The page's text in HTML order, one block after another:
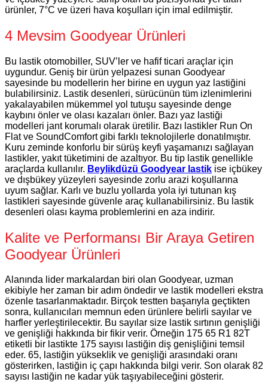
ürünler, 7°C ve üzeri hava koşulları için imal edilmiştir.
4 Mevsim Goodyear Ürünleri
Bu lastik otomobiller, SUV’ler ve hafif ticari araçlar için
uygundur. Geniş bir ürün yelpazesi sunan Goodyear
sayesinde bu modellerin her birine en uygun yaz lastiğini
bulabilirsiniz. Lastik desenleri, sürücünün tüm izlenimlerini
yakalayabilen mükemmel yol tutuşu sayesinde denge
kaybını önler ve olası kazaları önler. Bazı yaz lastiği
modelleri jant korumalı olarak üretilir. Bazı lastikler Run On
Flat ve SoundComfort gibi farklı teknolojilerle donatılmıştır.
Kuru zeminde konforlu bir sürüş keyfi yaşamanızı sağlayan
lastikler, yakıt tüketimini de azaltıyor. Bu tip lastik genellikle
araçlarda kullanılır. Beylikdüzü Goodyear lastik ise içbükey
ve dışbükey yüzeyleri sayesinde zorlu arazi koşullarına
uyum sağlar. Karlı ve buzlu yollarda yola iyi tutunan kış
lastikleri sayesinde güvenle araç kullanabilirsiniz. Bu lastik
desenleri olası kayma problemlerini en aza indirir.
Kalite ve Performansı Bir Araya Getiren
Goodyear Ürünleri
Alanında lider markalardan biri olan Goodyear, uzman
ekibiyle her zaman bir adım öndedir ve lastik modelleri ekstra
özenle tasarlanmaktadır. Birçok testten başarıyla geçtikten
sonra, kullanıcıları memnun eden ürünlere belirli sayılar ve
harfler yerleştirilecektir. Bu sayılar size lastik sırtının genişliği
ve genişliği hakkında bir fikir verir. Örneğin 175 65 R1 82T
etiketli bir lastikte 175 sayısı lastiğin diş genişliğini temsil
eder. 65, lastiğin yükseklik ve genişliği arasındaki oranı
gösterirken, lastiğin iç çapı hakkında bilgi verir. Son olarak 82
sayısı lastiğin ne kadar yük taşıyabileceğini gösterir.